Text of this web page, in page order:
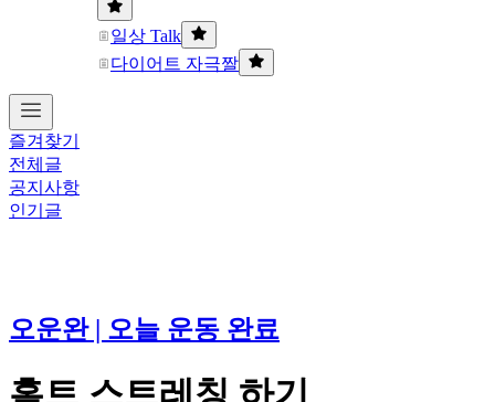
일상 Talk
다이어트 자극짤
즐겨찾기
전체글
공지사항
인기글
오운완 | 오늘 운동 완료
홈트 스트레칭 하기